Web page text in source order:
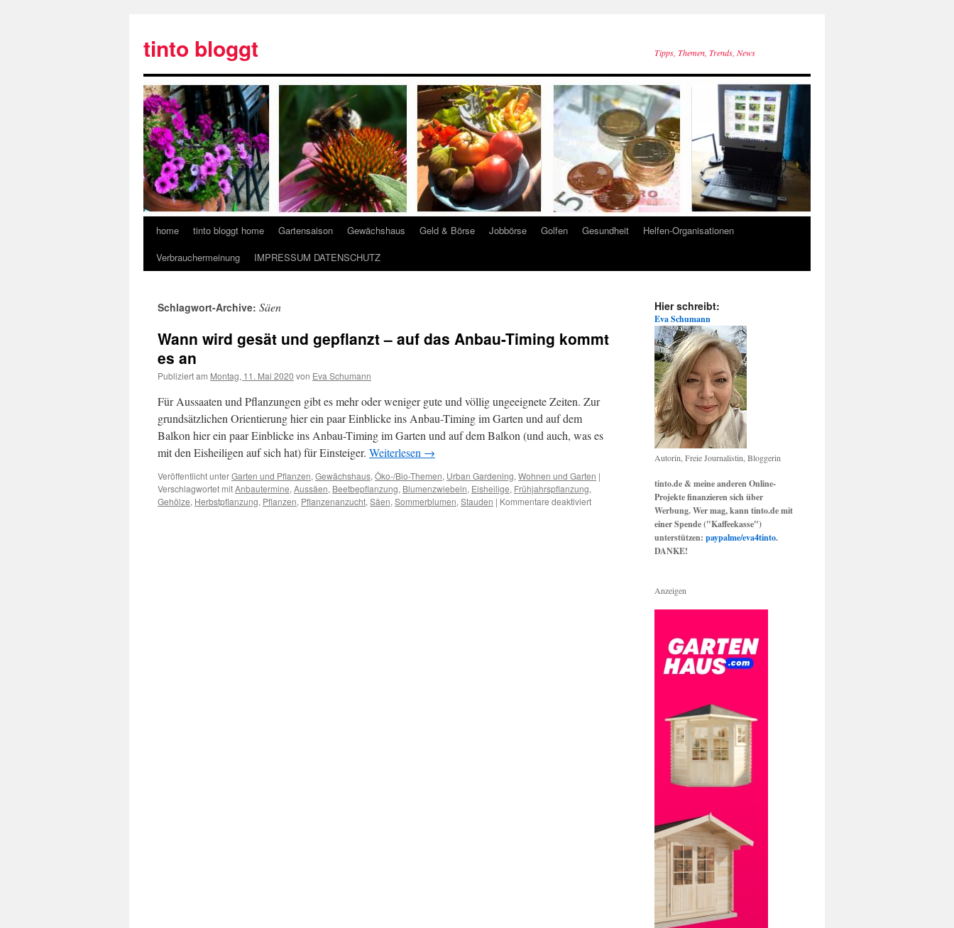
tinto bloggt Tipps, Themen, Trends, News
home tinto bloggt home Gartensaison Gewächshaus Geld & Börse Jobbörse Golfen Gesundheit
Helfen-Organisationen
Verbrauchermeinung
IMPRESSUM DATENSCHUTZ
Schlagwort-Archive: Säen
Wann wird gesät und gepflanzt – auf das Anbau-Timing kommt
es an
Publiziert am Montag, 11. Mai 2020 von Eva Schumann
Für Aussaaten und Pflanzungen gibt es mehr oder weniger gute und völlig ungeeignete Zeiten. Zur
grundsätzlichen Orientierung hier ein paar Einblicke ins Anbau-Timing im Garten und auf dem
Balkon hier ein paar Einblicke ins Anbau-Timing im Garten und auf dem Balkon (und auch, was es
mit den Eisheiligen auf sich hat) für Einsteiger. Weiterlesen →
Veröffentlicht unterGarten und Pflanzen, Gewächshaus, Öko-/Bio-Themen, Urban Gardening, Wohnen und Garten |
Verschlagwortet mitAnbautermine, Aussäen, Beetbepflanzung, Blumenzwiebeln, Eisheilige, Frühjahrspflanzung,
Gehölze, Herbstpflanzung, Pflanzen, Pflanzenanzucht, Säen, Sommerblumen, Stauden | Kommentare deaktiviert
Hier schreibt:
Eva Schumann
Autorin, Freie Journalistin, Bloggerin
tinto.de & meine anderen Online-
Projekte finanzieren sich über
Werbung. Wer mag, kann tinto.de mit
einer Spende ("Kaffeekasse")
unterstützen: paypalme/eva4tinto.
DANKE!
Anzeigen